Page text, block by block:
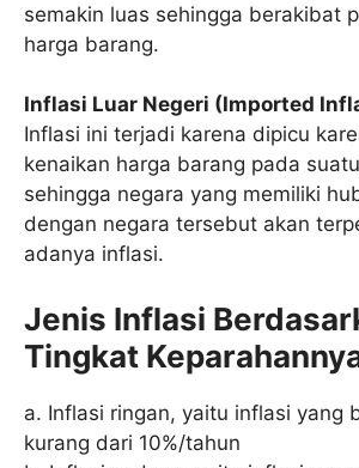
semakin luas sehingga berakibat
harga barang.
Inflasi Luar Negeri (Imported
Inflasi ini terjadi karena dipicu
kenaikan harga barang pada
sehingga negara yang memiliki
dengan negara tersebut akan
adanya inflasi.
Jenis Inflasi
Tingkat
a. Inflasi ringan, yaitu inflasi yang
kurang dari 10%/tahun